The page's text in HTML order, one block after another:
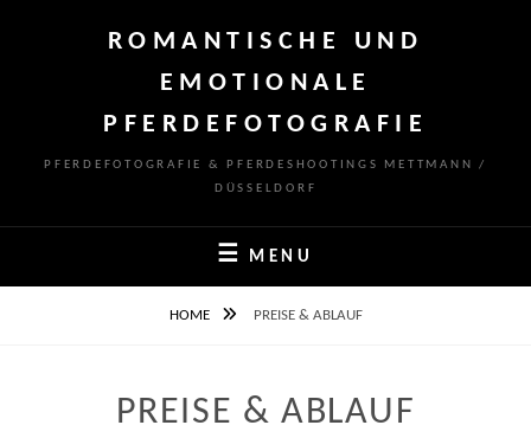
ROMANTISCHE UND
EMOTIONALE
PFERDEFOTOGRAFIE
PFERDEFOTOGRAFIE & PFERDESHOOTINGS METTMANN /
DÜSSELDORF
MENU
HOME PREISE & ABLAUF
PREISE & ABLAUF